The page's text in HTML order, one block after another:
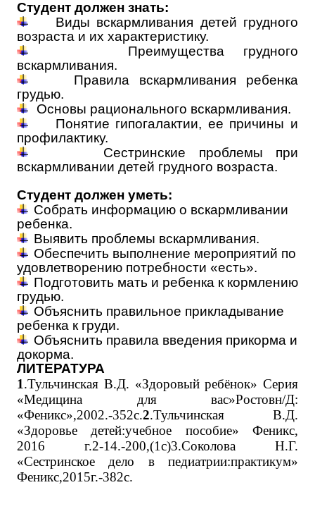
Студент должен знать:
Виды вскармливания детей грудного
возраста и их характеристику.
Преимущества грудного
вскармливания.
Правила вскармливания ребенка
грудью.
Основы рационального вскармливания.
Понятие гипогалактии, ее причины и
профилактику.
Сестринские проблемы при
вскармливании детей грудного возраста.
Студент должен уметь:
Собрать информацию о вскармливании
ребенка.
Выявить проблемы вскармливания.
Обеспечить выполнение мероприятий по
удовлетворению потребности «есть».
Подготовить мать и ребенка к кормлению
грудью.
Объяснить правильное прикладывание
ребенка к груди.
Объяснить правила введения прикорма и
докорма.
ЛИТЕРАТУРА
1.Тульчинская В.Д. «Здоровый ребёнок» Серия
«Медицина для вас»Ростовн/Д:
«Феникс»,2002.-352с.2.Тульчинская В.Д.
«Здоровье детей:учебное пособие» Феникс,
2016 г.2-14.-200,(1с)3.Соколова Н.Г.
«Сестринское дело в педиатрии:практикум»
Феникс,2015г.-382с.